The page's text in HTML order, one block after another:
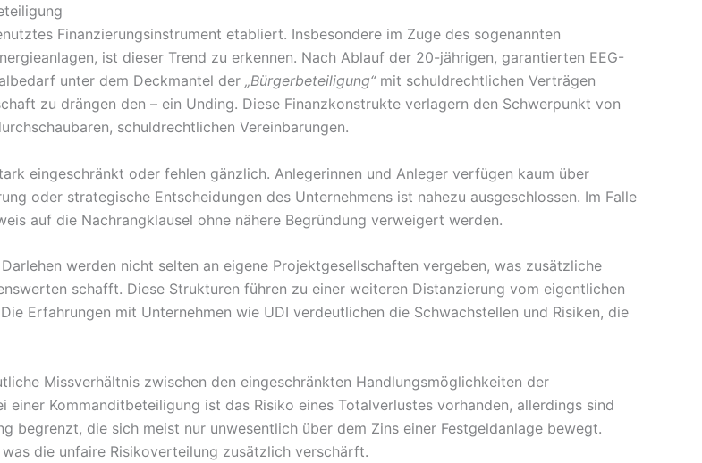
Finanzierungsinstrument etabliert. Insbesondere im Zuge des sogenannten
ist dieser Trend zu erkennen. Nach Ablauf der 20-jährigen, garantierten EEG-
unter dem Deckmantel der „Bürgerbeteiligung“ mit schuldrechtlichen Verträgen
zu drängen den – ein Unding. Diese Finanzkonstrukte verlagern den Schwerpunkt von
schuldrechtlichen Vereinbarungen.
eingeschränkt oder fehlen gänzlich. Anlegerinnen und Anleger verfügen kaum über
oder strategische Entscheidungen des Unternehmens ist nahezu ausgeschlossen. Im Falle
auf die Nachrangklausel ohne nähere Begründung verweigert werden.
werden nicht selten an eigene Projektgesellschaften vergeben, was zusätzliche
schafft. Diese Strukturen führen zu einer weiteren Distanzierung vom eigentlichen
Erfahrungen mit Unternehmen wie UDI verdeutlichen die Schwachstellen und Risiken, die
Missverhältnis zwischen den eingeschränkten Handlungsmöglichkeiten der
einer Kommanditbeteiligung ist das Risiko eines Totalverlustes vorhanden, allerdings sind
begrenzt, die sich meist nur unwesentlich über dem Zins einer Festgeldanlage bewegt.
die unfaire Risikoverteilung zusätzlich verschärft.